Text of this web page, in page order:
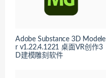
Adobe Substance 3D Modele
r v1.22.4.1221 桌面VR创作3
D建模雕刻软件